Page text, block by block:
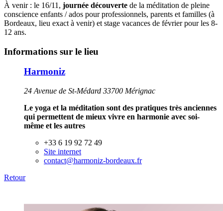
À venir : le 16/11, journée découverte de la méditation de pleine
conscience enfants / ados pour professionnels, parents et familles (à
Bordeaux, lieu exact à venir) et stage vacances de février pour les 8-
12 ans.
Informations sur le lieu
Harmoniz
24 Avenue de St-Médard 33700 Mérignac
Le yoga et la méditation sont des pratiques très anciennes
qui permettent de mieux vivre en harmonie avec soi-
même et les autres
+33 6 19 92 72 49
Site internet
contact@harmoniz-bordeaux.fr
Retour